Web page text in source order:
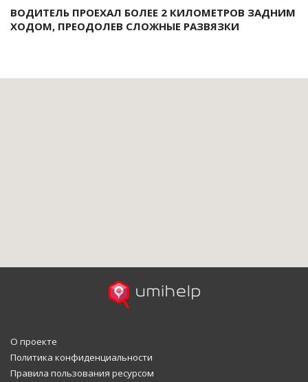
ВОДИТЕЛЬ ПРОЕХАЛ БОЛЕЕ 2 КИЛОМЕТРОВ ЗАДНИМ
ХОДОМ, ПРЕОДОЛЕВ СЛОЖНЫЕ РАЗВЯЗКИ
О проекте
Политика конфиденциальности
Правила пользования ресурсом